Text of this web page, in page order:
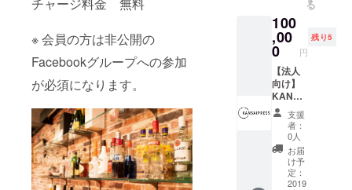
※ 会員の方は非公開の
Facebookグループへの参加
が必須になります。
店長
SERIK
Aのスペ
シャル
オリジ
ナルカ
クテル
１杯
サービ
スしま
す！
み放
題！ 通
いつめ
てくだ
さい！
年間費
含む
（2019
年3月1
日～
2020年
2月末ま
で）
る
100
,00
0 円
残り5
【法人
向け】
KANSA
IPRESS
取材
記事
KANSA
IPRESS
取材ク
ルーが
支援
者：
0人
お届
け予
定：
2019